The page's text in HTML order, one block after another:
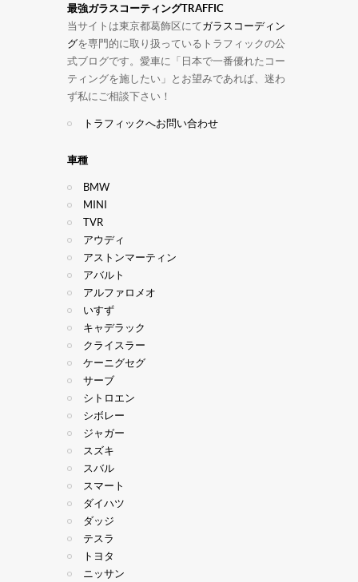
最強ガラスコーティングTRAFFIC
当サイトは東京都葛飾区にてガラスコーディン
グを専門的に取り扱っているトラフィックの公
式ブログです。愛車に「日本で一番優れたコー
ティングを施したい」とお望みであれば、迷わ
ず私にご相談下さい！
トラフィックへお問い合わせ
車種
BMW
MINI
TVR
アウディ
アストンマーティン
アバルト
アルファロメオ
いすず
キャデラック
クライスラー
ケーニグセグ
サーブ
シトロエン
シボレー
ジャガー
スズキ
スバル
スマート
ダイハツ
ダッジ
テスラ
トヨタ
ニッサン